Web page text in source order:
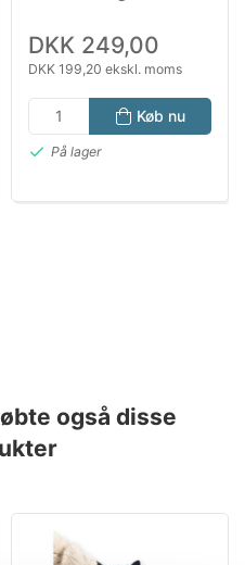
DKK 249,00
DKK 199,20 ekskl. moms
Køb nu
På lager
også disse